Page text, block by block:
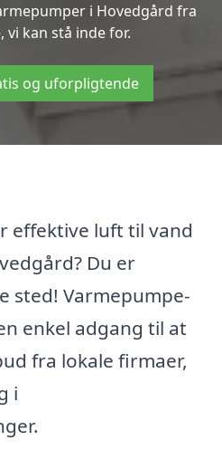
i Hovedgård fra
kan stå inde for.
og uforpligtende
effektive luft til vand
Du er
sted! Varmepumpe-
enkel adgang til at
fra lokale firmaer,
i